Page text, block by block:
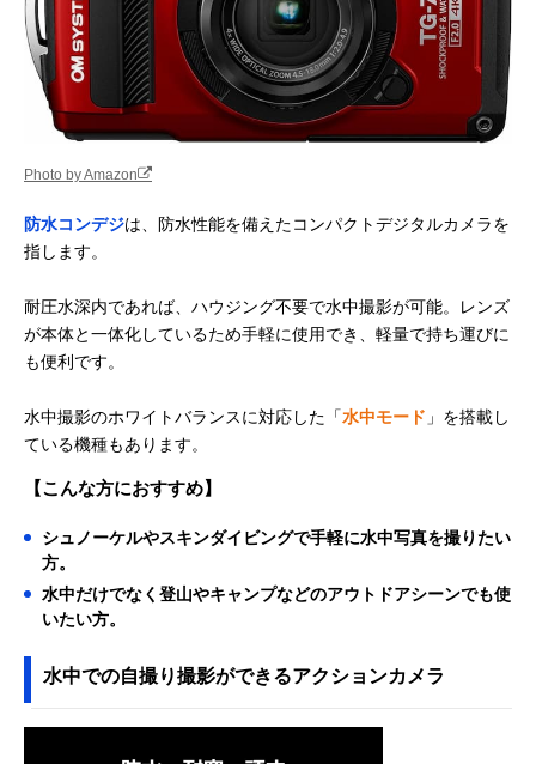
Photo by Amazon
防水コンデジは、防水性能を備えたコンパクトデジタルカメラを
指します。
耐圧水深内であれば、ハウジング不要で水中撮影が可能。レンズ
が本体と一体化しているため手軽に使用でき、軽量で持ち運びに
も便利です。
水中撮影のホワイトバランスに対応した「水中モード 」を搭載し
ている機種もあります。
【こんな方におすすめ】
シュノーケルやスキンダイビングで手軽に水中写真を撮りたい
方。
水中だけでなく登山やキャンプなどのアウトドアシーンでも使
いたい方。
水中での自撮り撮影ができるアクションカメラ